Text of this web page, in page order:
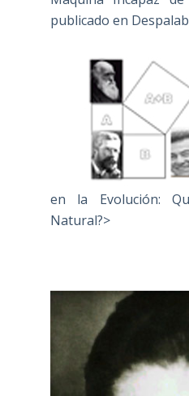
publicado en
en la Evolución:
Natural?>